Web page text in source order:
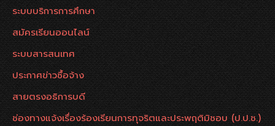
ระบบบริการการศึกษา
สมัครเรียนออนไลน์
ระบบสารสนเทศ
ประกาศข่าวซื้อจ้าง
สายตรงอธิการบดี
ช่องทางแจ้งเรื่องร้องเรียนการทุจริตและประพฤติมิชอบ (ป.ป.ช.)